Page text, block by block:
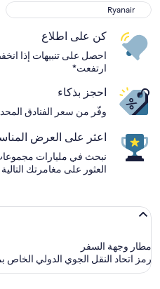
Ryanair
Ryanair
كن على اطلاع
احصل على تنبيهات إذا
ارتفعت*
احجز بذكاء
وفّر من سعر الفنادق
اعثر على العرض
نبحث في مليارات
العثور على مغامرتك التالية
مطار وجهة السفر
رمز اتحاد النقل الجوي الدولي الخاص